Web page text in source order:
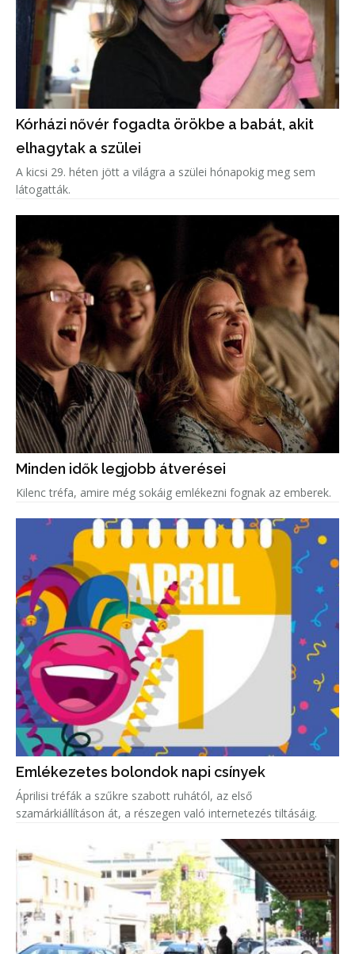
Kórházi nővér fogadta örökbe a babát, akit
elhagytak a szülei
A kicsi 29. héten jött a világra a szülei hónapokig meg sem
látogatták.
Minden idők legjobb átverései
Kilenc tréfa, amire még sokáig emlékezni fognak az emberek.
Emlékezetes bolondok napi csínyek
Áprilisi tréfák a szűkre szabott ruhától, az első
szamárkiállításon át, a részegen való internetezés tiltásáig.